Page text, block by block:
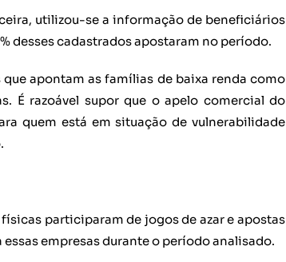
utilizou-se a informação de beneficiários
desses cadastrados apostaram no período.
apontam as famílias de baixa renda como
É razoável supor que o apelo comercial do
quem está em situação de vulnerabilidade
participaram de jogos de azar e apostas
empresas durante o período analisado.